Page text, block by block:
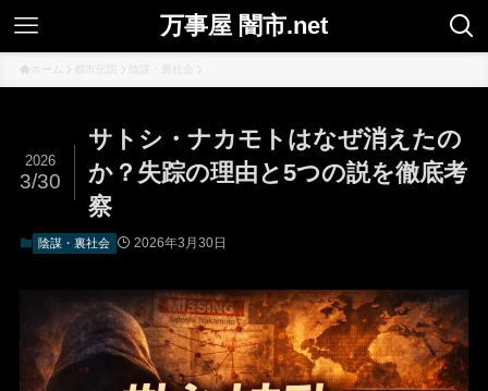
万事屋 闇市.net
陰謀・裏社会
サトシ・ナカモトはなぜ消えたの
か？失踪の理由と5つの説を徹底考
察
2026
3/30
陰謀・裏社会 2026年3月30日